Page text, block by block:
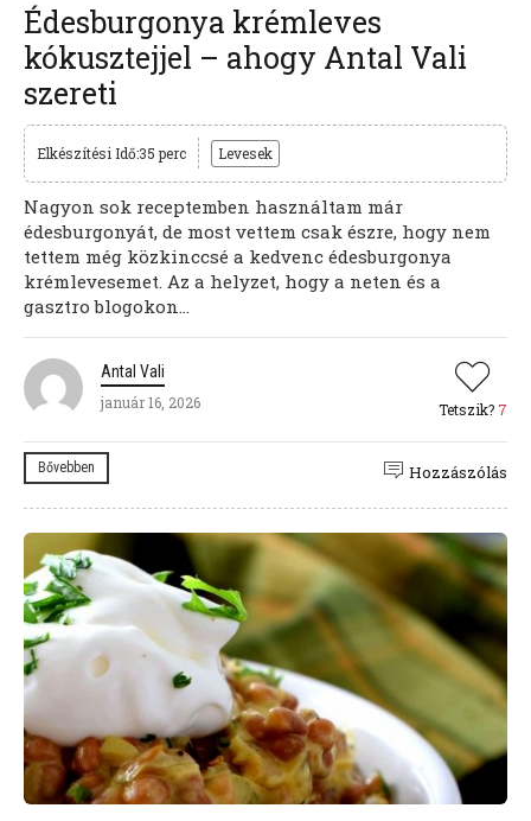
Édesburgonya krémleves
kókusztejjel – ahogy Antal Vali
szereti
Elkészítési Idő:35 perc Levesek
Nagyon sok receptemben használtam már
édesburgonyát, de most vettem csak észre, hogy nem
tettem még közkinccsé a kedvenc édesburgonya
krémlevesemet. Az a helyzet, hogy a neten és a
gasztro blogokon...
Antal Vali
január 16, 2026
Tetszik? 7
Bővebben Hozzászólás